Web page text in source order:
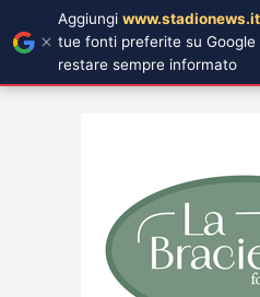
Aggiungi www.stadionews.it
tue fonti preferite su Google
restare sempre informato